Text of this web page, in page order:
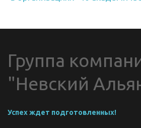
Группа
"Невский
Успех ждет подготовленных!